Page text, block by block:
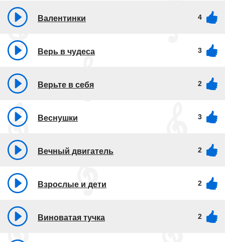
Валентинки 4
Верь в чудеса 3
Верьте в себя 2
Веснушки 3
Вечный двигатель 2
Взрослые и дети 2
Виноватая тучка 2